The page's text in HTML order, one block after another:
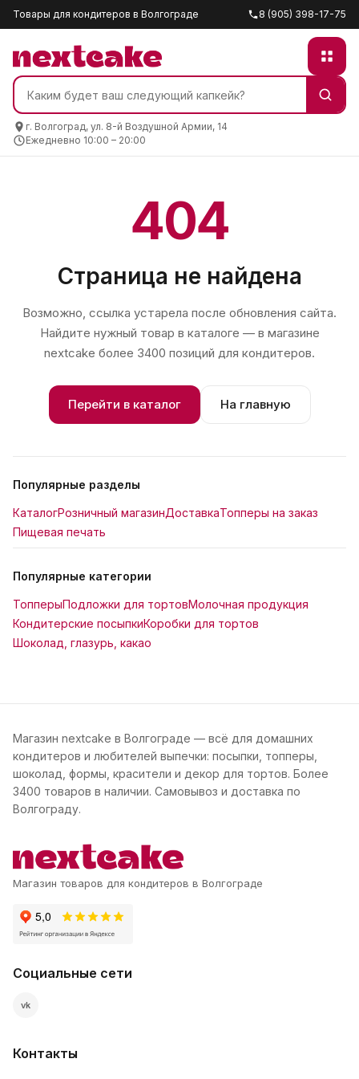
Товары для кондитеров в Волгограде 8 (905) 398-17-75
г. Волгоград, ул. 8-й Воздушной Армии, 14
Ежедневно 10:00 – 20:00
404
Страница не найдена
Возможно, ссылка устарела после обновления сайта.
Найдите нужный товар в каталоге — в магазине
nextcake более 3400 позиций для кондитеров.
Перейти в каталог На главную
Популярные разделы
КаталогРозничный магазинДоставкаТопперы на заказ
Пищевая печать
Популярные категории
ТопперыПодложки для тортовМолочная продукция
Кондитерские посыпкиКоробки для тортов
Шоколад, глазурь, какао
Магазин nextcake в Волгограде — всё для домашних
кондитеров и любителей выпечки: посыпки, топперы,
шоколад, формы, красители и декор для тортов. Более
3400 товаров в наличии. Самовывоз и доставка по
Волгограду.
Магазин товаров для кондитеров в Волгограде
Социальные сети
vk
Контакты